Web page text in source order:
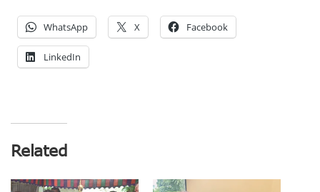
WhatsApp X Facebook
LinkedIn
Related